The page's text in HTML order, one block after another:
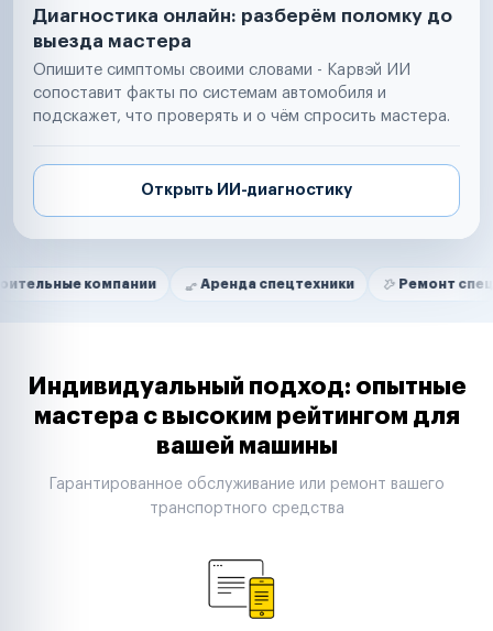
Диагностика онлайн: разберём поломку до
выезда мастера
Опишите симптомы своими словами - Карвэй ИИ
сопоставит факты по системам автомобиля и
подскажет, что проверять и о чём спросить мастера.
Открыть ИИ-диагностику
Нам доверяют
Аренда спецтехники Ремонт спецтехники
Маркетплейсы
Таксопарки
Автодилеры
Строительные компании
Аренда спецтехники
Индивидуальный подход: опытные
мастера с высоким рейтингом для
вашей машины
Гарантированное обслуживание или ремонт вашего
транспортного средства